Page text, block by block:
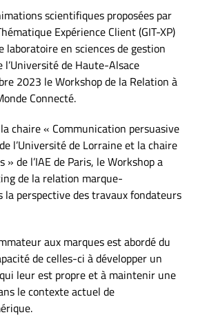
scientifiques proposées par
Expérience Client (GIT-XP)
laboratoire en sciences de gestion
l’Université de Haute-Alsace
2023 le Workshop de la Relation à
Connecté.
chaire « Communication persuasive
l’Université de Lorraine et la chaire
de l’IAE de Paris, le Workshop a
de la relation marque-
la perspective des travaux fondateurs
aux marques est abordé du
de celles-ci à développer un
leur est propre et à maintenir une
le contexte actuel de